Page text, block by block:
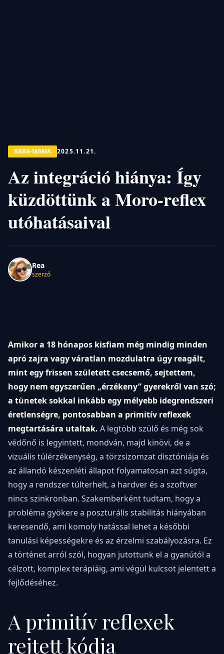
BABA-MAMA 2025.11.21.
Az integráció hiánya: Így
küzdöttünk a Moro-reflex
utóhatásaival
Rea
szerző
Amikor a 18 hónapos kisfiam még mindig minden
apró zajra vagy váratlan mozdulatra úgy reagált,
mint egy frissen született csecsemő, sejtettem,
hogy nem egyszerűen „érzékeny” gyerekről van szó;
a tünetek sokkal inkább egy mélyebb idegrendszeri
éretlenségre, pontosabban a primitív reflexek
megtartására utaltak. A legtöbb szülő és még sok
védőnő is legyintett, mondván, majd kinövi, de a
vizuális túlérzékenység, a törzsizomzat disztóniája és
az állandó készenléti állapot folyamatosan azt súgta,
hogy a rendszer túlterhelt, a hardver és a szoftver
nincs szinkronban. Szakemberként tudtam, hogy a
probléma gyökere a poszturális stabilitás hiányában
keresendő, ami komoly hatással lehet a későbbi
tanulási képességekre és az érzelmi szabályozásra. Ez
a történet arról szól, hogyan jutottunk el a gyanútól a
célzott, komplex terápiáig, ami végül kulcsot jelentett a
fejlődéséhez.
A primitív reflexek
rejtett kódja